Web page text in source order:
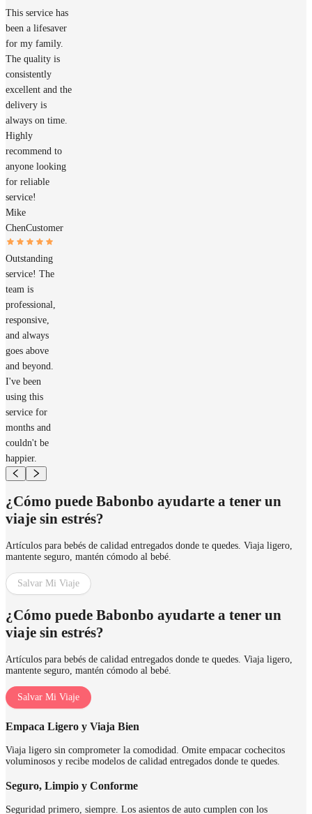
This service has
been a lifesaver
for my family.
The quality is
consistently
excellent and the
delivery is
always on time.
Highly
recommend to
anyone looking
for reliable
service!
Mike
ChenCustomer
Outstanding
service! The
team is
professional,
responsive,
and always
goes above
and beyond.
I've been
using this
service for
months and
couldn't be
happier.
¿Cómo puede Babonbo ayudarte a tener un
viaje sin estrés?
Artículos para bebés de calidad entregados donde te quedes. Viaja ligero,
mantente seguro, mantén cómodo al bebé.
Salvar Mi Viaje
¿Cómo puede Babonbo ayudarte a tener un
viaje sin estrés?
Artículos para bebés de calidad entregados donde te quedes. Viaja ligero,
mantente seguro, mantén cómodo al bebé.
Salvar Mi Viaje
Empaca Ligero y Viaja Bien
Viaja ligero sin comprometer la comodidad. Omite empacar cochecitos
voluminosos y recibe modelos de calidad entregados donde te quedes.
Seguro, Limpio y Conforme
Seguridad primero, siempre. Los asientos de auto cumplen con los